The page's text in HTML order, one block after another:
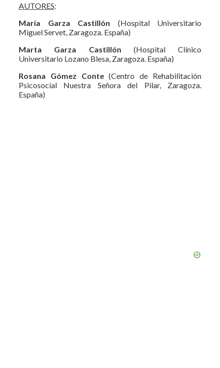
AUTORES:
María Garza Castillón (Hospital Universitario
Miguel Servet, Zaragoza. España)
Marta Garza Castillón (Hospital Clínico
Universitario Lozano Blesa, Zaragoza. España)
Rosana Gómez Conte(Centro de Rehabilitación
Psicosocial Nuestra Señora del Pilar, Zaragoza.
España)